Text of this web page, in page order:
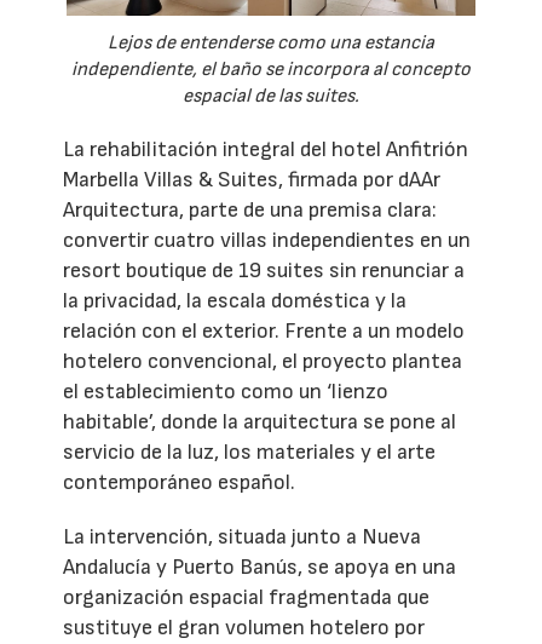
Lejos de entenderse como una estancia
independiente, el baño se incorpora al concepto
espacial de las suites.
La rehabilitación integral del hotel Anfitrión
Marbella Villas & Suites, firmada por dAAr
Arquitectura, parte de una premisa clara:
convertir cuatro villas independientes en un
resort boutique de 19 suites sin renunciar a
la privacidad, la escala doméstica y la
relación con el exterior. Frente a un modelo
hotelero convencional, el proyecto plantea
el establecimiento como un ‘lienzo
habitable’, donde la arquitectura se pone al
servicio de la luz, los materiales y el arte
contemporáneo español.
La intervención, situada junto a Nueva
Andalucía y Puerto Banús, se apoya en una
organización espacial fragmentada que
sustituye el gran volumen hotelero por